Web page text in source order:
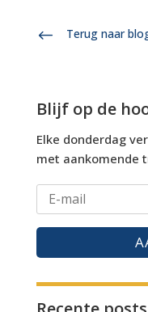
# Terug naar
Blijf op de
Elke donderdag
met aankomende